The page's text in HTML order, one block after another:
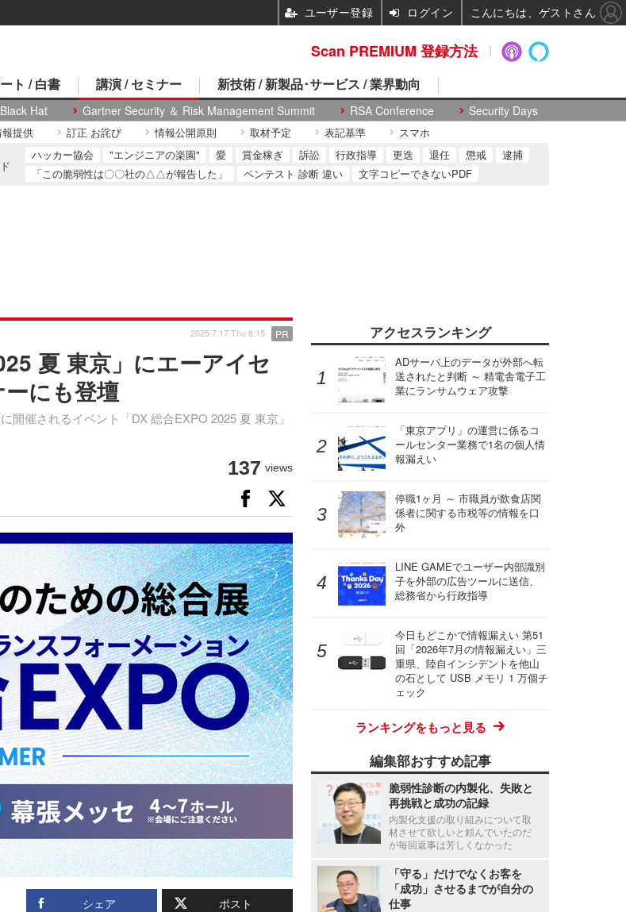
ト / 白書 講演 / セミナー
Black Hat Gartner Security ＆ Risk Management Summit RSA Conference Security Days
新技術 / 新製品･サービス / 業界動向
提供 訂正 お詫び 情報公開原則 取材予定 表記基準 スマホ
ハッカー協会 "エンジニアの楽園" 愛 賞金稼ぎ 訴訟 行政指導 更迭 退任 懲戒
逮捕
「この脆弱性は〇〇社の△△が報告した」
ペンテスト 診断 違い 文字コピーできないPDF
夏 東京」にエーアイセ
にも登壇
催されるイベント「DX 総合EXPO 2025 夏 東京」
2025.7.17 Thu 8:15 PR
137 views
シェア ポスト
アクセスランキング
ADサーバ上のデータが外部へ転
送されたと判断 ～ 精電舎電子工
業にランサムウェア攻撃
「東京アプリ」の運営に係るコ
ールセンター業務で1名の個人情
報漏えい
停職1ヶ月 ～ 市職員が飲食店関
係者に関する市税等の情報を口
外
LINE GAMEでユーザー内部識別
子を外部の広告ツールに送信、
総務省から行政指導
今日もどこかで情報漏えい 第51
回「2026年7月の情報漏えい」三
重県、陸自インシデントを他山
の石として USB メモリ 1 万個チ
ェック
ランキングをもっと見る
編集部おすすめ記事
脆弱性診断の内製化、失敗と
再挑戦と成功の記録
内製化支援の取り組みについて取
材させて欲しいと頼んでいたのだ
が毎回返事は芳しくなかった
「守る」だけでなくお客を
「成功」させるまでが自分の
仕事
Scan PREMIUM 登録方法
ユーザー登録 ログイン こんにちは、ゲストさん